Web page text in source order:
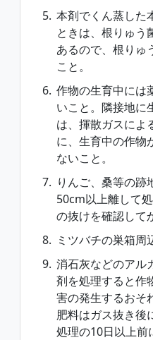
本剤でくん蒸した
ときは、根りゅう
あるので、根りゅ
こと。
作物の生育中には
いこと。隣接地に
は、揮散ガスによ
に、生育中の作物
ないこと。
りんご、桑等の跡
50cm以上離して
の抜けを確認して
ミツバチの巣箱周
消石灰などのアル
剤を処理すると作
害の発生するおそ
肥料はガス抜き後
処理の10日以上前